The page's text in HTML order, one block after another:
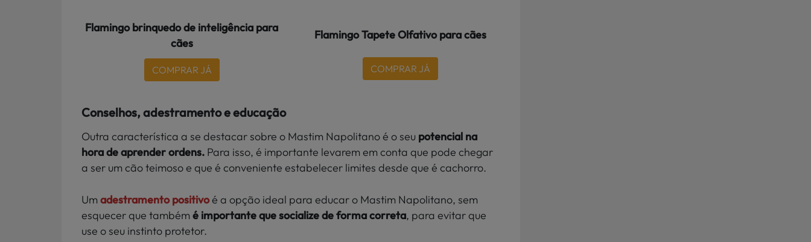
Flamingo Tapete Olfativo para cães
COMPRAR JÁ
Flamingo brinquedo de inteligência para
cães
COMPRAR JÁ
Conselhos, adestramento e educação
Outra característica a se destacar sobre o Mastim Napolitano é o seu potencial na
hora de aprender ordens. Para isso, é importante levarem em conta que pode chegar
a ser um cão teimoso e que é conveniente estabelecer limites desde que é cachorro.
Um adestramento positivoé a opção ideal para educar o Mastim Napolitano, sem
esquecer que também é importante que socialize de forma correta, para evitar que
use o seu instinto protetor.